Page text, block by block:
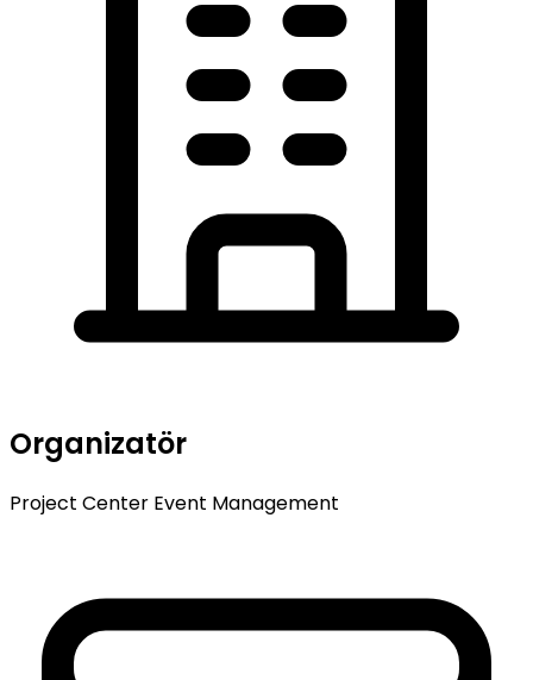
Organizatör
Project Center Event Management